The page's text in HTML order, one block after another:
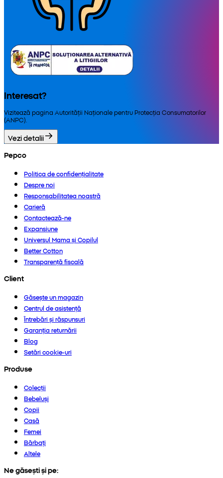
Interesat?
Vizitează pagina Autorității Naționale pentru Protecția Consumatorilor
(ANPC).
Vezi detalii
Pepco
Politica de confidențialitate
Despre noi
Responsabilitatea noastră
Carieră
Contactează-ne
Expansiune
Universul Mama și Copilul
Better Cotton
Transparență fiscală
Client
Găsește un magazin
Centrul de asistență
Întrebări și răspunsuri
Garanția returnării
Blog
Setări cookie-uri
Produse
Colecții
Bebeluși
Copii
Casă
Femei
Bărbați
Altele
Ne găsești și pe: